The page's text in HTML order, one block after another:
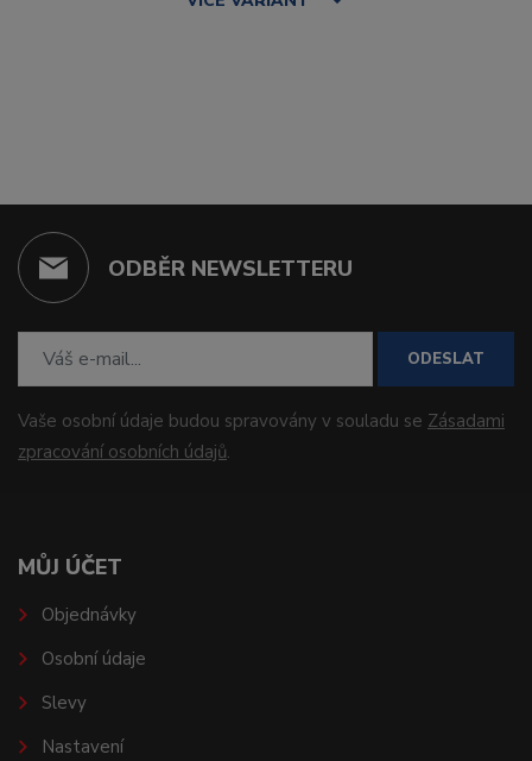
ODBĚR NEWSLETTERU
ODESLAT
Vaše osobní údaje budou spravovány v souladu se Zásadami
zpracování osobních údajů.
MŮJ ÚČET
Objednávky
Osobní údaje
Slevy
Nastavení